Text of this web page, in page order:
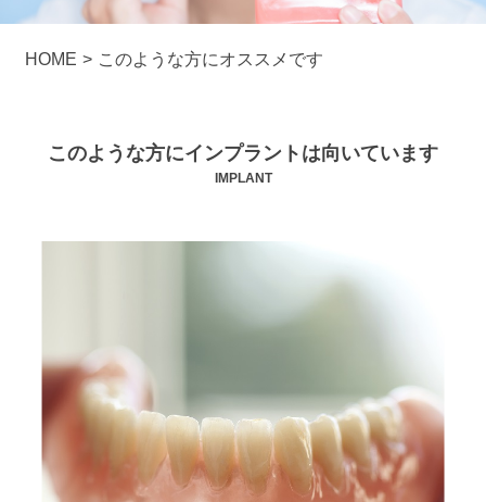
このような方にオススメです
メンテナンスについて
よくある質問
無料相談お問い合わせ
HOME > このような方にオススメです
このような方にインプラントは向いています
IMPLANT